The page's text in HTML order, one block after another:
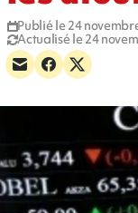
Publié le 24
Actualisé le 24